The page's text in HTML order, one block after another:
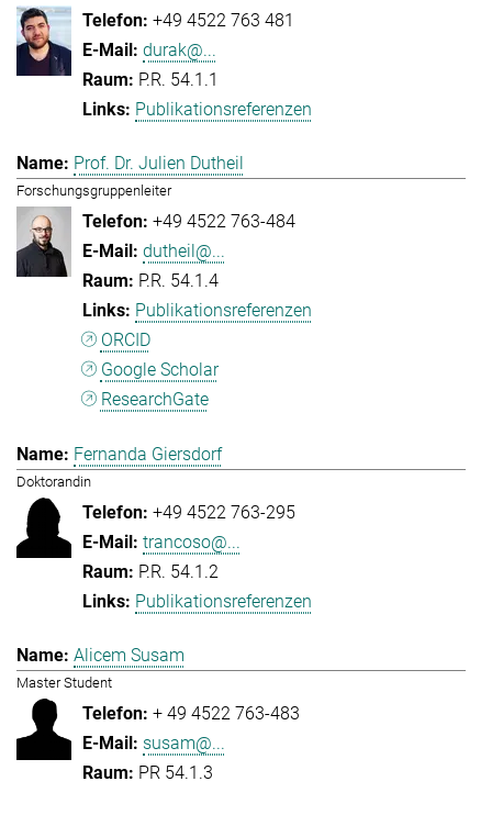
+49 4522 763 481
durak@...
P.R. 54.1.1
Publikationsreferenzen
Prof. Dr. Julien Dutheil
Forschungsgruppenleiter
+49 4522 763-484
dutheil@...
P.R. 54.1.4
Publikationsreferenzen
ORCID
Google Scholar
ResearchGate
Fernanda Giersdorf
Doktorandin
+49 4522 763-295
trancoso@...
P.R. 54.1.2
Publikationsreferenzen
Alicem Susam
Master Student
+ 49 4522 763-483
susam@...
PR 54.1.3